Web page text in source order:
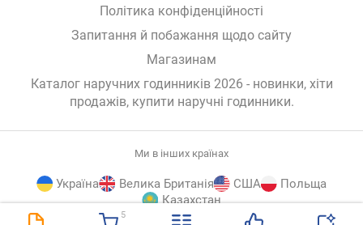
5
Політика конфіденційності
Запитання й побажання щодо сайту
Магазинам
Каталог наручних годинників 2026 - новинки, хіти
продажів, купити наручні годинники.
Ми в інших країнах
Україна Велика Британія США
Польща
Казахстан